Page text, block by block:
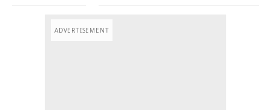
ADVERTISEMENT